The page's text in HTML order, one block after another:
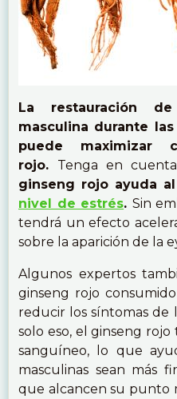
La restauración
masculina durante
puede maximizar
rojo. Tenga en
ginseng rojo ayuda
nivel de estrés. Sin
tendrá un efecto
sobre la aparición de la
Algunos expertos
ginseng rojo
reducir los síntomas de
solo eso, el ginseng
sanguíneo, lo que
masculinas sean más
que alcancen su punto